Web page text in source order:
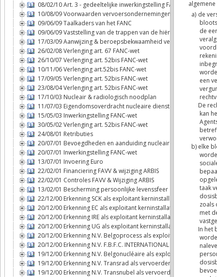
08/02/10 Art. 3 - gedeeltelijke inwerkingstelling FANC-wet
10/08/09 Voorwaarden vervoersondernemingen
09/06/09 Taalkaders van het FANC
09/06/09 Vaststelling van de trappen van de hiërarchie
17/03/09 Aanwijzing & beroepsbekwaamheid
26/02/08 Verlenging art. 67 FANC-wet
26/10/07 Verlenging art. 52bis FANC-wet
10/11/06 Verlenging art.52bis FANC-wet
17/09/05 Verlenging art. 52bis FANC-wet
23/08/04 Verlenging art. 52bis FANC-wet
17/10/03 Nucleair & radiologisch noodplan
11/07/03 Eigendomsoverdracht nucleaire diensten - FANC
15/05/03 Inwerkingstelling FANC-wet
30/05/02 Verlenging art. 52bis FANC-wet
24/08/01 Retributies
20/07/01 Bevoegdheden en aanduiding nucleaire inspecteurs
20/07/01 Inwerkingstelling FANC-wet
13/07/01 Invoering Euro
22/02/01 Financiering FAVV & wijziging ARBIS
22/02/01 Controles FAVV & Wijziging ARBIS
13/02/01 Bescherming persoonlijke levenssfeer
22/12/00 Erkenning SCK als exploitant kerninstallatie
20/12/00 Erkenning EC als exploitant kerninstallatie
20/12/00 Erkenning IRE als exploitant kerninstallatie
20/12/00 Erkenning UG als exploitant kerninstallatie
20/12/00 Erkenning N.V. Belgoprocess als exploitant
20/12/00 Erkenning N.V. F.B.F.C. INTERNATIONAL als exploitant
19/12/00 Erkenning N.V. Belgonucléaire als exploitant
19/12/00 Erkenning N.V. Transrad als vervoerder
19/12/00 Erkenning N.V. Transnubel als vervoerder